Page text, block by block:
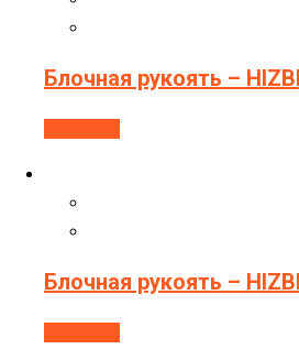
Блочная рукоять –
Блочная рукоять –